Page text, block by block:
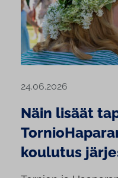
24.06.2026
Näin lisäät
koulutus